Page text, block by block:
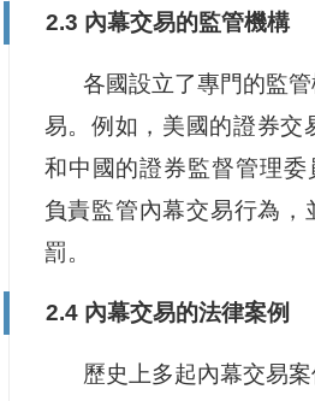
2.3 內幕交易的監管機構
各國設立了專門的監
易。例如，美國的證券交
和中國的證券監督管理
負責監管內幕交易行為，
罰。
2.4 內幕交易的法律案例
歷史上多起內幕交易